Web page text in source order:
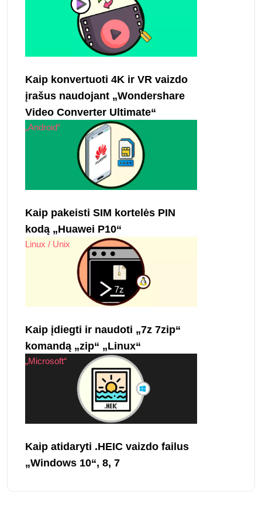
Kaip konvertuoti 4K ir VR vaizdo
įrašus naudojant „Wondershare
Video Converter Ultimate“
„Android“
Kaip pakeisti SIM kortelės PIN
kodą „Huawei P10“
Linux / Unix
Kaip įdiegti ir naudoti „7z 7zip“
komandą „zip“ „Linux“
„Microsoft“
Kaip atidaryti .HEIC vaizdo failus
„Windows 10“, 8, 7